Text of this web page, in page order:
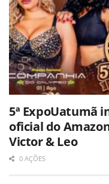
5ª ExpoUatumã
oficial do
Victor & Leo
0 AÇÕES